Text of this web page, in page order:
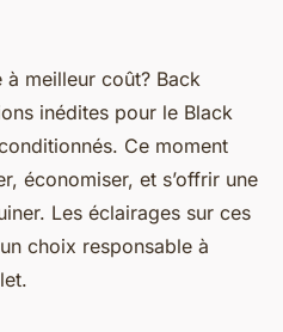
ses offres
black
de lecture
meilleur coût? Back
inédites pour le Black
Ce moment
économiser, et s’offrir une
Les éclairages sur ces
choix responsable à